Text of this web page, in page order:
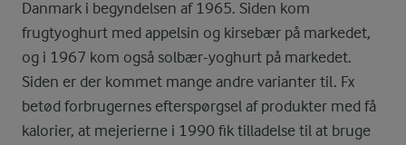
Danmark i begyndelsen af 1965. Siden kom
frugtyoghurt med appelsin og kirsebær på markedet,
og i 1967 kom også solbær-yoghurt på markedet.
Siden er der kommet mange andre varianter til. Fx
betød forbrugernes efterspørgsel af produkter med få
kalorier, at mejerierne i 1990 fik tilladelse til at bruge